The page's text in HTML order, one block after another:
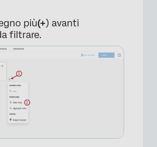
più(+) avanti
filtrare.